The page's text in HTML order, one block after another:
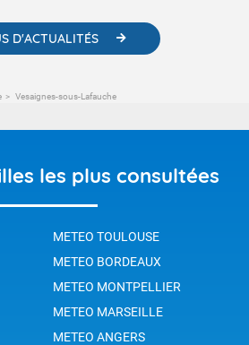
D'ACTUALITÉS
Vesaignes-sous-Lafauche
les plus consultées
METEO TOULOUSE
METEO BORDEAUX
METEO MONTPELLIER
METEO MARSEILLE
METEO ANGERS